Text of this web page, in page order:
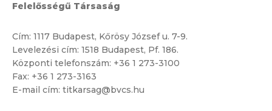
Felelősségű Társaság
Cím: 1117 Budapest, Kőrösy József u. 7-9.
Levelezési cím: 1518 Budapest, Pf. 186.
Központi telefonszám: +36 1 273-3100
Fax: +36 1 273-3163
E-mail cím: titkarsag@bvcs.hu